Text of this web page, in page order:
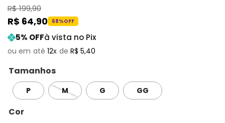
R$199,90
R$ 64,90 68%OFF
5% OFFà vista no Pix
12 R$ 5,40
Tamanhos
P M G GG
Cor